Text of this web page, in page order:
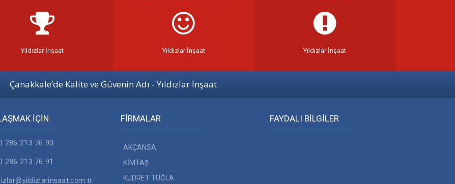
Yıldızlar İnşaat Yıldızlar İnşaat Yıldızlar İnşaat
Çanakkale’de Kalite ve Güvenin Adı - Yıldızlar İnşaat
İÇİN
286 213 76 90
286 213 76 91
FİRMALAR
AKÇANSA
KİMTAŞ
KUDRET TUĞLA
FAYDALI BİLGİLER